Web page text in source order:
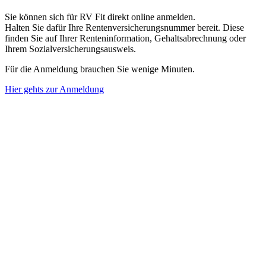
Sie können sich für RV Fit direkt online anmelden.
Halten Sie dafür Ihre Rentenversicherungsnummer bereit. Diese
finden Sie auf Ihrer Renteninformation, Gehaltsabrechnung oder
Ihrem Sozialversicherungsausweis.
Für die Anmeldung brauchen Sie wenige Minuten.
Hier gehts zur Anmeldung